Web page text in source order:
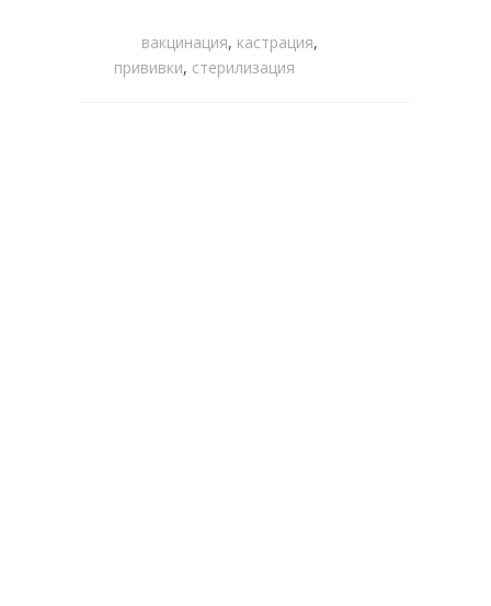
вакцинация, кастрация,
прививки, стерилизация